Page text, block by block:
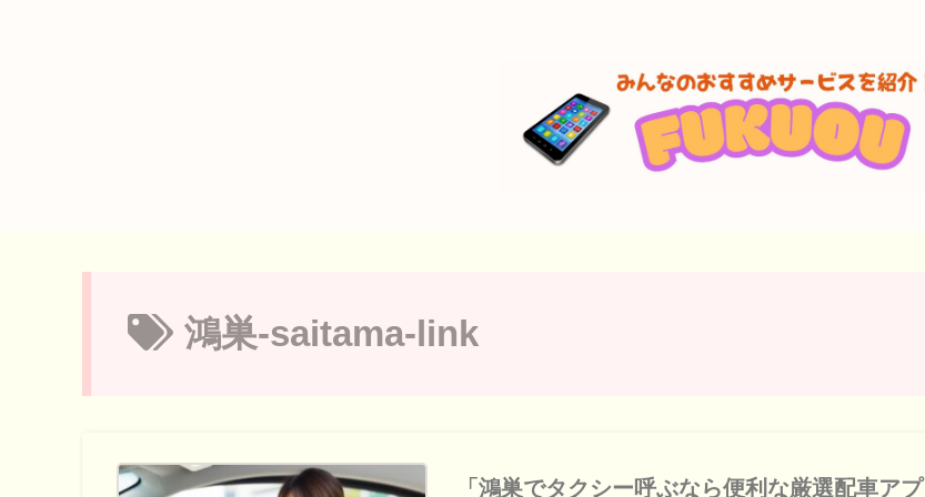
鴻巣-saitama-link
「鴻巣でタクシー呼ぶなら便利な厳選配車アプ